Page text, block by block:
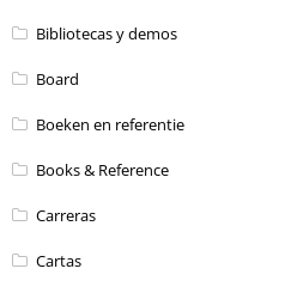
Bibliotecas y demos
Board
Boeken en referentie
Books & Reference
Carreras
Cartas